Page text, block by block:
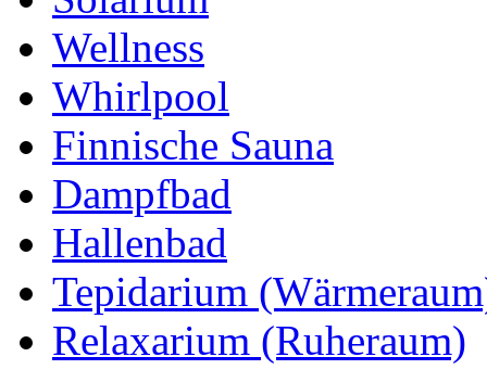
Wellness
Whirlpool
Finnische Sauna
Dampfbad
Hallenbad
Tepidarium
Relaxarium (Ruheraum)